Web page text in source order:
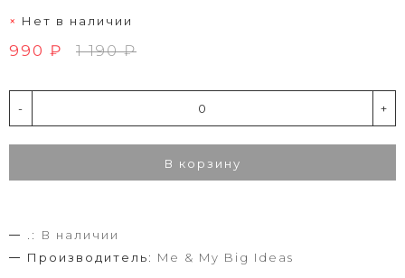
Нет в наличии
990 ₽ 1 190 ₽
- +
В корзину
.:
В наличии
Производитель: Me & My Big Ideas